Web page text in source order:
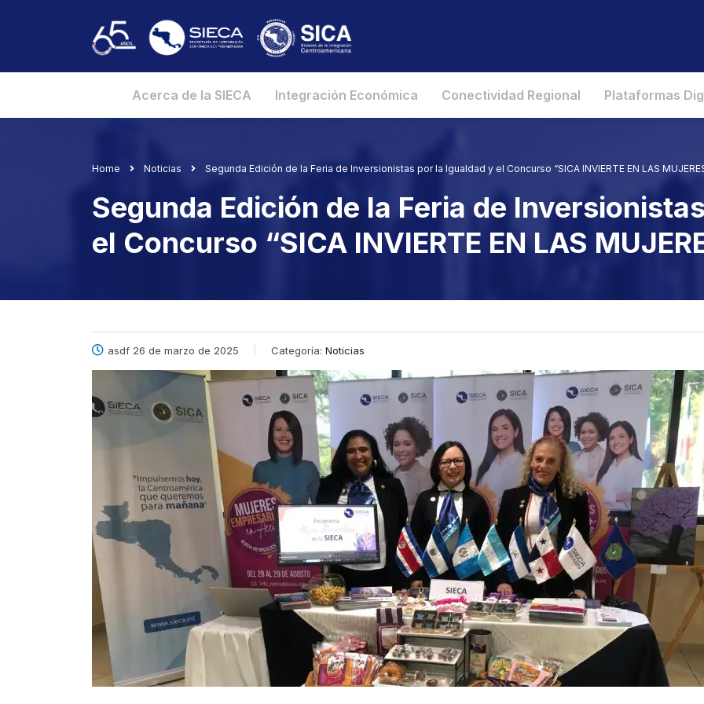
Acerca de la SIECA Integración Económica Conectividad Regional Plataformas
Home Noticias Segunda Edición de la Feria de Inversionistas por la Igualdad y el Concurso “SICA INVIERTE EN LAS
Segunda Edición de la Feria de
el Concurso “SICA INVIERTE EN LAS
asdf 26 de marzo de 2025 Categoría: Noticias